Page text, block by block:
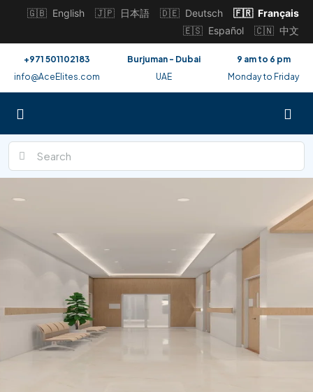
🇬🇧 English 🇯🇵 日本語 🇩🇪 Deutsch 🇫🇷 Français
🇪🇸 Español 🇨🇳 中文
+971 501102183
info@AceElites.com
Burjuman - Dubai
UAE
9 am to 6 pm
Monday to Friday